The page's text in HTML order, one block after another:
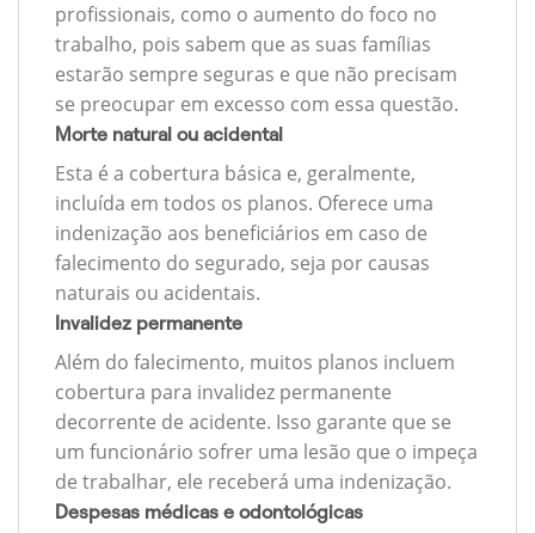
profissionais, como o aumento do foco no
trabalho, pois sabem que as suas famílias
estarão sempre seguras e que não precisam
se preocupar em excesso com essa questão.
Morte natural ou acidental
Esta é a cobertura básica e, geralmente,
incluída em todos os planos. Oferece uma
indenização aos beneficiários em caso de
falecimento do segurado, seja por causas
naturais ou acidentais.
Invalidez permanente
Além do falecimento, muitos planos incluem
cobertura para invalidez permanente
decorrente de acidente. Isso garante que se
um funcionário sofrer uma lesão que o impeça
de trabalhar, ele receberá uma indenização.
Despesas médicas e odontológicas